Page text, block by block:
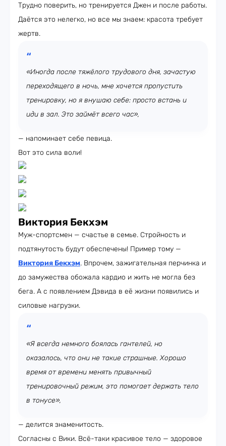
Трудно поверить, но тренируется Джен и после работы.
Даётся это нелегко, но все мы знаем: красота требует
жертв.
«Иногда после тяжёлого трудового дня, зачастую
переходящего в ночь, мне хочется пропустить
тренировку, но я внушаю себе: просто встань и
иди в зал. Это займёт всего час»,
— напоминает себе певица.
Вот это сила воли!
Виктория Бекхэм
Муж-спортсмен — счастье в семье. Стройность и
подтянутость будут обеспечены! Пример тому —
Виктория Бекхэм. Впрочем, зажигательная перчинка и
до замужества обожала кардио и жить не могла без
бега. А с появлением Дэвида в её жизни появились и
силовые нагрузки.
«Я всегда немного боялась гантелей, но
оказалось, что они не такие страшные. Хорошо
время от времени менять привычный
тренировочный режим, это помогает держать тело
в тонусе»,
— делится знаменитость.
Согласны с Вики. Всё-таки красивое тело — здоровое